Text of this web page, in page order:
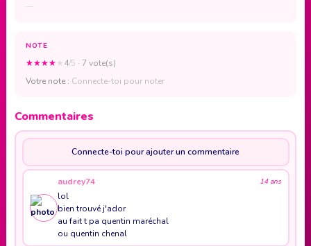
—
NOTE
★★★★★4/5 · 7 vote(s)
Votre note : Connecte-toi pour noter
Commentaires
Connecte-toi pour ajouter un commentaire
audrey74 14 ans
lol
bien trouvé j'ador
au fait t pa quentin maréchal
ou quentin chenal